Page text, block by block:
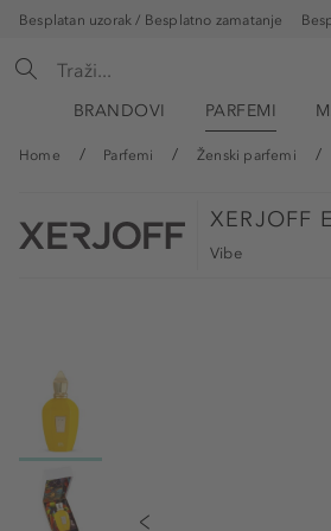
Besplatan uzorak / Besplatno zamatanje
BRANDOVI PARFEMI
Home Parfemi Ženski parfemi
XERJOFF
Vibe